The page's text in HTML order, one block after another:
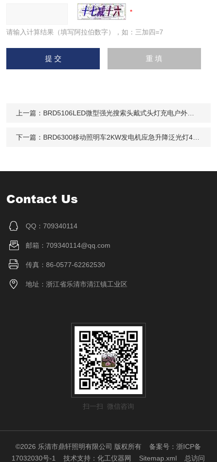
请输入计算结果（填写阿拉伯数字），如：三加四=7
上一篇： BRD5106LED微型强光搜索头戴式头灯充电户外检修
下一篇： BRD6300移动照明车2KW发电机应急升降泛光灯4x200W
Contact Us
QQ：709340114
邮箱：709340114@qq.com
传真：86-0577-62262530
地址：浙江省乐清市清江镇工业区
扫一扫 微信咨询
©2026 乐清市鼎轩照明有限公司 版权所有备案号：浙ICP备
17032030号-1
技术支持：化工仪器网 Sitemap.xml 总访问